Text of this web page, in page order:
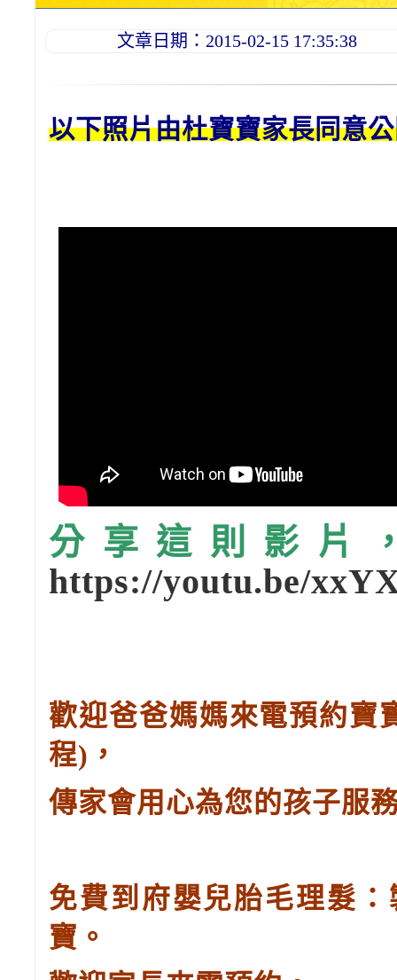
文章日期：2015-02-15 17:35:38
以下照片由杜寶寶家長同意
分享這則影片
https://youtu.be/
歡迎爸爸媽媽來電預約寶
程) ，
傳家會用心為您的孩子服
免費到府嬰兒胎毛理髮
寶。